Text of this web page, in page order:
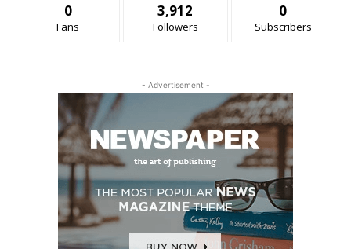
0
Fans
3,912
Followers
0
Subscribers
- Advertisement -